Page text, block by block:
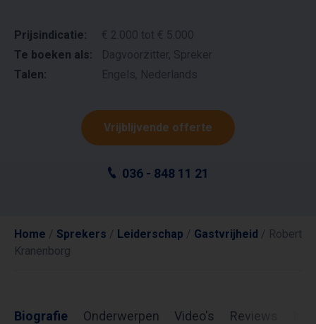
Prijsindicatie:
€ 2.000 tot € 5.000
Te boeken als:
Dagvoorzitter, Spreker
Talen:
Vrijblijvende offerte
036 - 848 11 21
Home / Sprekers / Leiderschap / Gastvrijheid / Robert
Kranenborg
Biografie Onderwerpen Video's Reviews